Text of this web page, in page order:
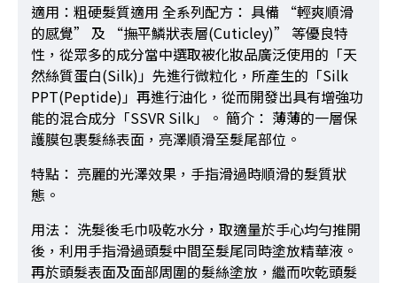
適用：粗硬髮質適用 全系列配方： 具備 “輕爽順滑
的感覺” 及 “撫平鱗狀表層(Cuticley)” 等優良特
性，從眾多的成分當中選取被化妝品廣泛使用的「天
然絲質蛋白(Silk)」先進行微粒化，所產生的「Silk
PPT(Peptide)」再進行油化，從而開發出具有增強功
能的混合成分「SSVR Silk」。 簡介： 薄薄的一層保
護膜包裹髮絲表面，亮澤順滑至髮尾部位。
特點： 亮麗的光澤效果，手指滑過時順滑的髮質狀
態。
用法： 洗髮後毛巾吸乾水分，取適量於手心均勻推開
後，利用手指滑過頭髮中間至髮尾同時塗放精華液。
再於頭髮表面及面部周圍的髮絲塗放，繼而吹乾頭髮